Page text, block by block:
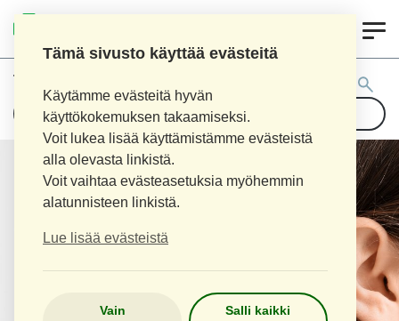
Tämä sivusto käyttää evästeitä
Käytämme evästeitä hyvän
käyttökokemuksen takaamiseksi.
Voit lukea lisää käyttämistämme evästeistä
alla olevasta linkistä.
Voit vaihtaa evästeasetuksia myöhemmin
alatunnisteen linkistä.
Lue lisää evästeistä
Vain
Salli kaikki
Tuotehaku: